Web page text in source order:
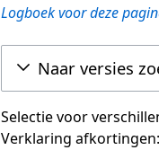
Logboek voor deze
Naar versies
Selectie voor
Verklaring afkortingen: